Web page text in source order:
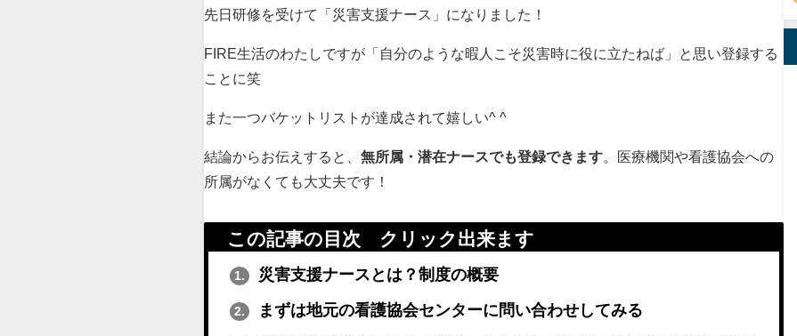
先日研修を受けて「災害支援ナース」になりました！
FIRE生活のわたしですが「自分のような暇人こそ災害時に役に立たねば」と思い登録する
ことに笑
また一つバケットリストが達成されて嬉しい^ ^
結論からお伝えすると、無所属・潜在ナースでも登録できます。医療機関や看護協会への
所属がなくても大丈夫です！
この記事の目次 クリック出来ます
1. 災害支援ナースとは？制度の概要
2. まずは地元の看護協会センターに問い合わせしてみる